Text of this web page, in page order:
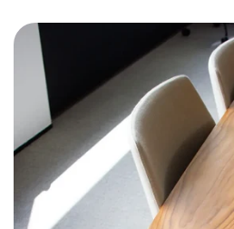
zijn
ruimtes
moderniseren
tegelijk
2,8
CO₂-
uitstoot